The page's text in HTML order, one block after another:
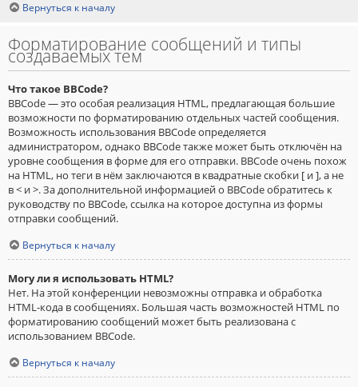
Вернуться к началу
Форматирование сообщений и типы
создаваемых тем
Что такое BBCode?
BBCode — это особая реализация HTML, предлагающая большие
возможности по форматированию отдельных частей сообщения.
Возможность использования BBCode определяется
администратором, однако BBCode также может быть отключён на
уровне сообщения в форме для его отправки. BBCode очень похож
на HTML, но теги в нём заключаются в квадратные скобки [ и ], а не
в < и >. За дополнительной информацией о BBCode обратитесь к
руководству по BBCode, ссылка на которое доступна из формы
отправки сообщений.
Вернуться к началу
Могу ли я использовать HTML?
Нет. На этой конференции невозможны отправка и обработка
HTML-кода в сообщениях. Большая часть возможностей HTML по
форматированию сообщений может быть реализована с
использованием BBCode.
Вернуться к началу